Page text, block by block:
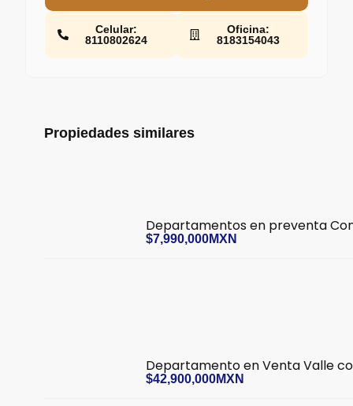
Celular:
8110802624
Oficina:
8183154043
Propiedades similares
Departamentos en preventa
$7,990,000MXN
Departamento en Venta Valle
$42,900,000MXN